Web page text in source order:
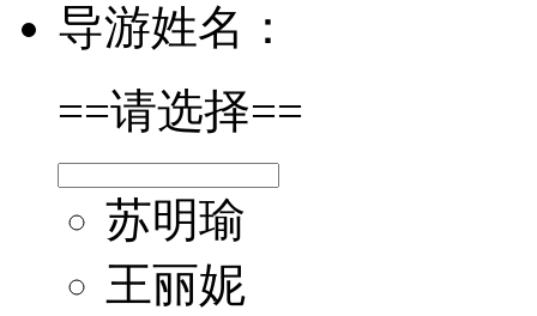
导游姓名：
==请选择==
苏明瑜
王丽妮